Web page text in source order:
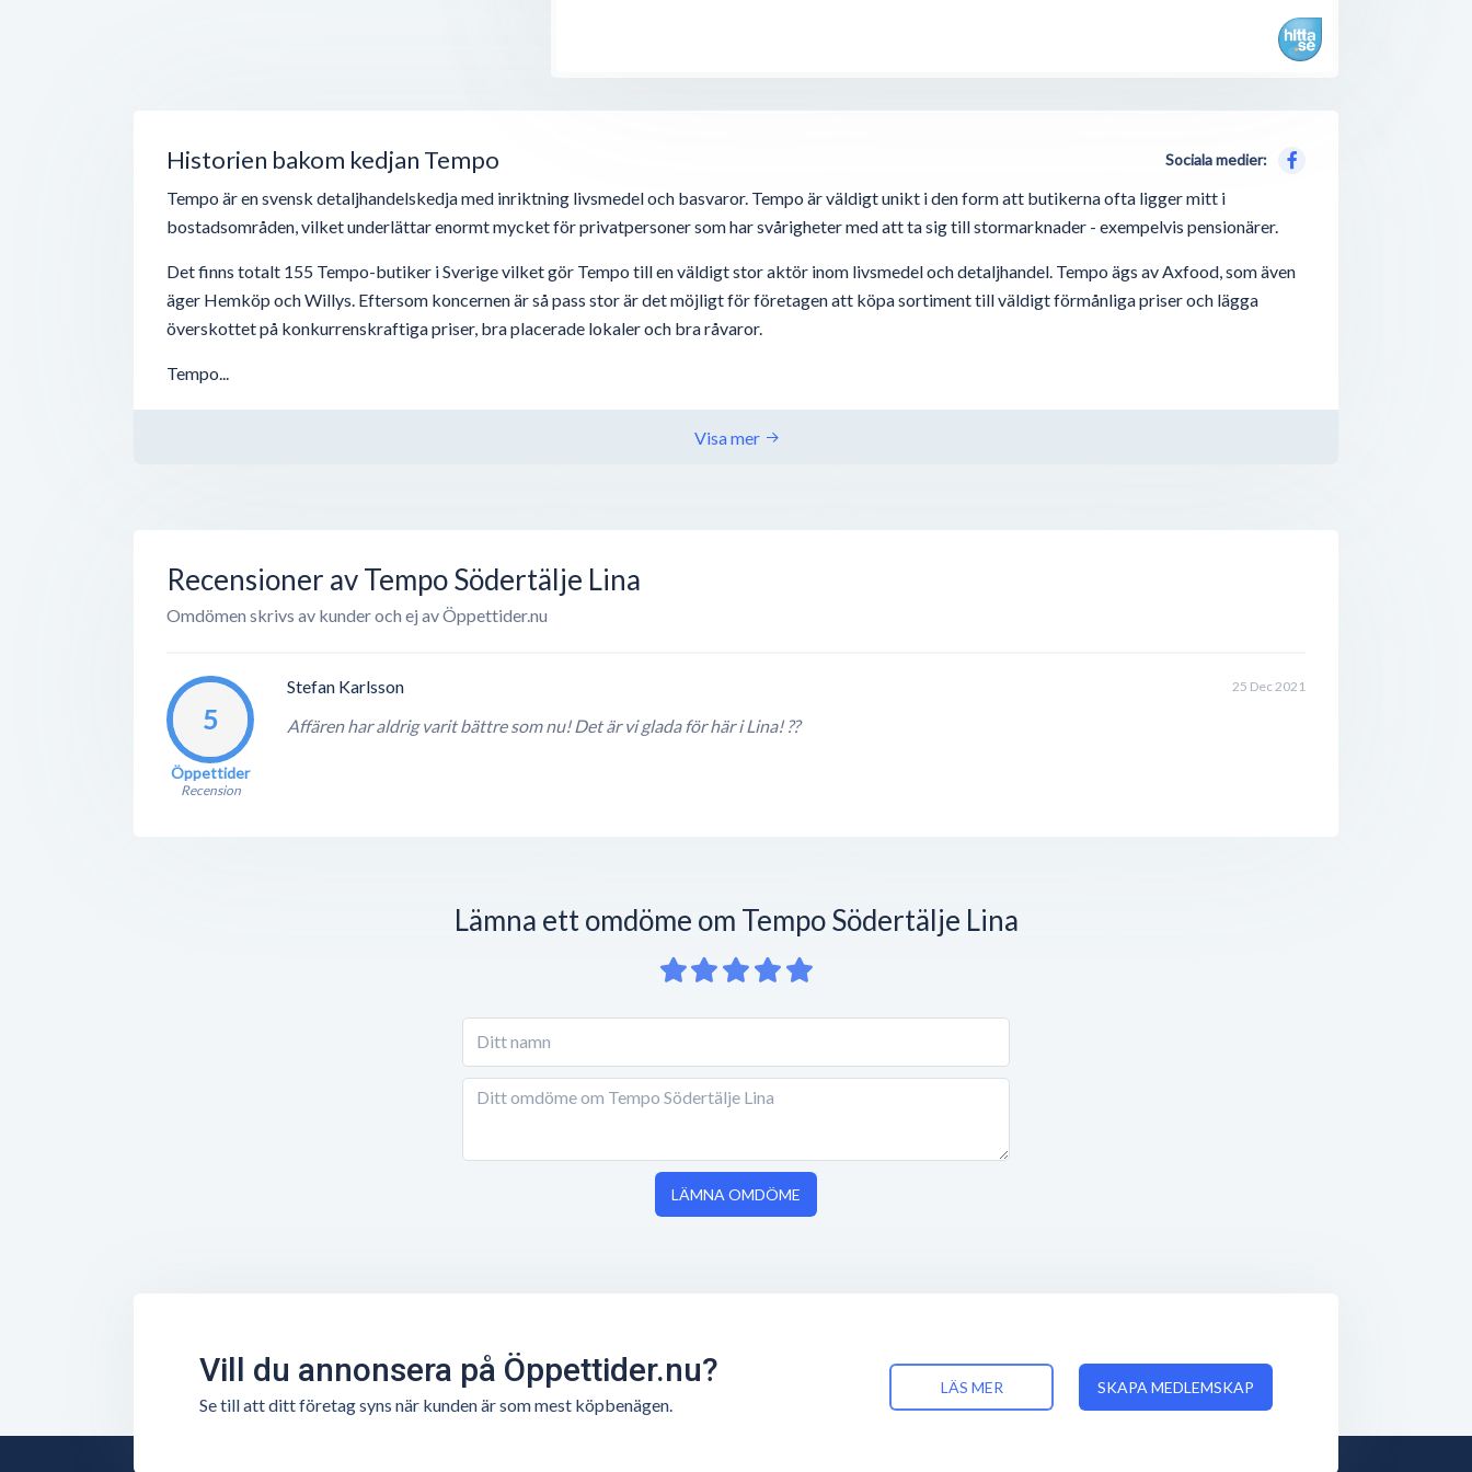
Historien bakom kedjan Tempo Sociala medier:
Tempo är en svensk detaljhandelskedja med inriktning livsmedel och basvaror. Tempo är väldigt unikt i den form att butikerna ofta ligger mitt i
bostadsområden, vilket underlättar enormt mycket för privatpersoner som har svårigheter med att ta sig till stormarknader - exempelvis pensionärer.
Det finns totalt 155 Tempo-butiker i Sverige vilket gör Tempo till en väldigt stor aktör inom livsmedel och detaljhandel. Tempo ägs av Axfood, som även
äger Hemköp och Willys. Eftersom koncernen är så pass stor är det möjligt för företagen att köpa sortiment till väldigt förmånliga priser och lägga
överskottet på konkurrenskraftiga priser, bra placerade lokaler och bra råvaror.
Tempo...
Visa mer
Recensioner av Tempo Södertälje Lina
Omdömen skrivs av kunder och ej av Öppettider.nu
5
Öppettider
Recension
Stefan Karlsson 25 Dec 2021
Affären har aldrig varit bättre som nu! Det är vi glada för här i Lina! ??
Lämna ett omdöme om Tempo Södertälje Lina
LÄMNA OMDÖME
Vill du annonsera på Öppettider.nu?
Se till att ditt företag syns när kunden är som mest köpbenägen.
LÄS MER SKAPA MEDLEMSKAP